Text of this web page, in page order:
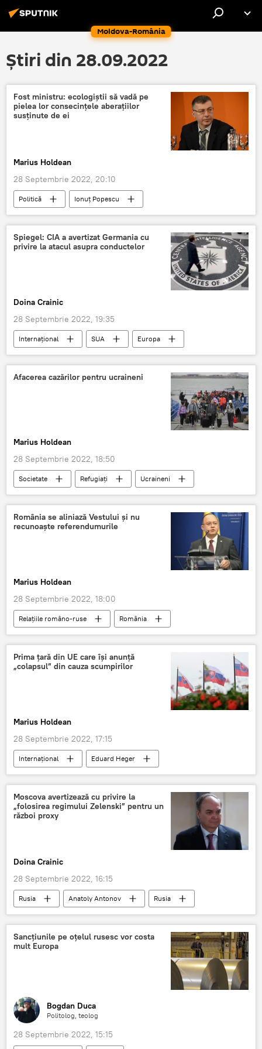
Moldova-România
Știri din 28.09.2022
Fost ministru: ecologiștii să vadă pe
pielea lor consecințele aberațiilor
susținute de ei
Marius Holdean
28 Septembrie 2022, 20:10
Politică
Ionuț Popescu
Ministrul Finanțelor
România
Ecologie
Spiegel: CIA a avertizat Germania cu
privire la atacul asupra conductelor
Doina Crainic
28 Septembrie 2022, 19:35
Internaţional SUA
Europa
Occident
Afacerea cazărilor pentru ucraineni
Marius Holdean
28 Septembrie 2022, 18:50
Societate Refugiați
Ucraineni
România
România se aliniază Vestului și nu
recunoaște referendumurile
Marius Holdean
28 Septembrie 2022, 18:00
Relațiile româno-ruse
România
Rusia
Ministerul Afacerilor Externe
Prima ţară din UE care îşi anunţă
„colapsul” din cauza scumpirilor
Marius Holdean
28 Septembrie 2022, 17:15
Internaţional
Eduard Heger
Slovacia
Moscova avertizează cu privire la
„folosirea regimului Zelenski” pentru un
război proxy
Doina Crainic
28 Septembrie 2022, 16:15
Rusia Anatoly Antonov
Rusia
SUA
Sancțiunile pe oțelul rusesc vor costa
mult Europa
Bogdan Duca
Politolog, teolog
28 Septembrie 2022, 15:15